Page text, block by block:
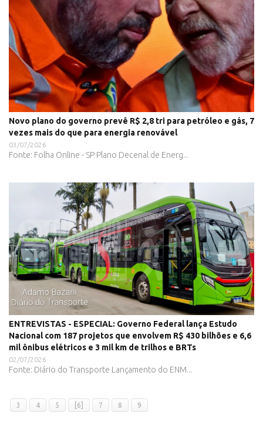
Novo plano do governo prevê R$ 2,8 tri para petróleo e gás, 7
vezes mais do que para energia renovável
03/07/2026
Fonte: Folha Online - SP Plano Decenal de Energ...
ENTREVISTAS - ESPECIAL: Governo Federal lança Estudo
Nacional com 187 projetos que envolvem R$ 430 bilhões e 6,6
mil ônibus elétricos e 3 mil km de trilhos e BRTs
02/07/2026
Fonte: Diário do Transporte Lançamento do ENM...
3 4 5 [6] 7 8 9